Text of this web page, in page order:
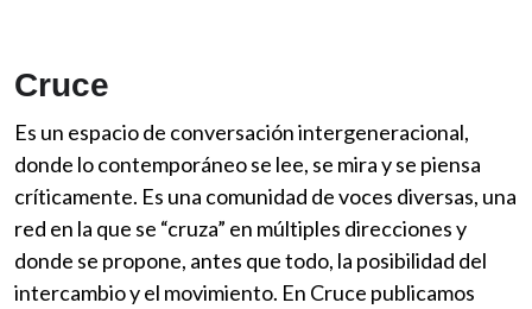
Cruce
Es un espacio de conversación intergeneracional,
donde lo contemporáneo se lee, se mira y se piensa
críticamente. Es una comunidad de voces diversas, una
red en la que se “cruza” en múltiples direcciones y
donde se propone, antes que todo, la posibilidad del
intercambio y el movimiento. En Cruce publicamos